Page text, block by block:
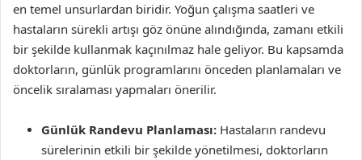
en temel unsurlardan biridir. Yoğun çalışma saatleri ve
hastaların sürekli artışı göz önüne alındığında, zamanı etkili
bir şekilde kullanmak kaçınılmaz hale geliyor. Bu kapsamda
doktorların, günlük programlarını önceden planlamaları ve
öncelik sıralaması yapmaları önerilir.
Günlük Randevu Planlaması: Hastaların randevu
sürelerinin etkili bir şekilde yönetilmesi, doktorların